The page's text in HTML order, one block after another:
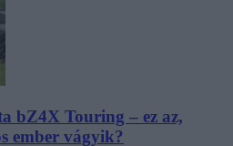
bZ4X Touring – ez az,
ember vágyik?